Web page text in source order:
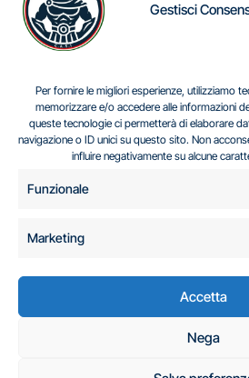
Gestisci
Per fornire le migliori esperienze, utilizziamo
memorizzare e/o accedere alle informazioni
queste tecnologie ci permetterà di elaborare
navigazione o ID unici su questo sito. Non
influire negativamente su alcune
Funzionale
Marketing
Accetta
Nega
Centro Analisi e Studi Italus ©
C.A.S.I. –
Analisi e